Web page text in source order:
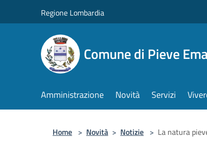
Regione Lombardia
Comune di Pieve
Amministrazione Novità Servizi
Home > Novità > Notizie > La natura